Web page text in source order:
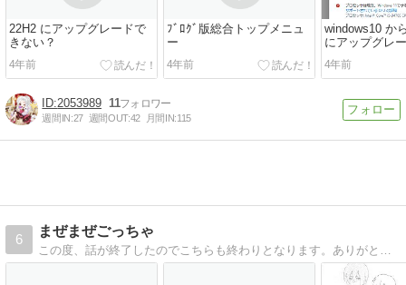
22H2 にアップグレードで
きない？
4年前
ﾌﾞﾛｸﾞ版総合トップメニュ
ー
4年前
windows10 か
にアップグレ
4年前
2053989 11
週間IN:27 週間OUT:42 月間IN:115
6
まぜまぜごっちゃ
この度、話が終了したのでこちらも終わりとなります。ありがとうございました<(_ _)>コメディ寄りのファンタジーを投稿しています。どちらかと言えば女性向けです。